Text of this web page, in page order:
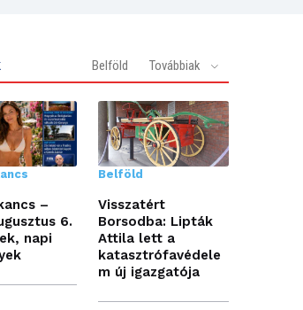
Belföld Továbbiak
–
6.
napi
Belföld
Visszatért
Borsodba: Lipták
Attila lett a
katasztrófavédele
m új igazgatója